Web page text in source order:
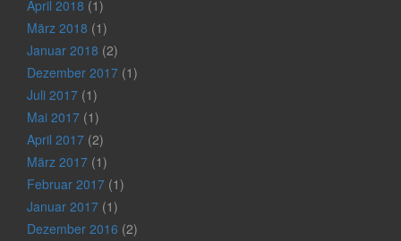
April 2018 (1)
März 2018 (1)
Januar 2018 (2)
Dezember 2017 (1)
Juli 2017 (1)
Mai 2017 (1)
April 2017 (2)
März 2017 (1)
Februar 2017 (1)
Januar 2017 (1)
Dezember 2016 (2)